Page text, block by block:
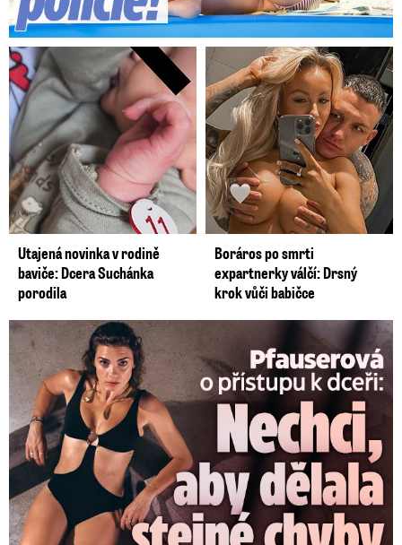
Utajená novinka v rodině
baviče: Dcera Suchánka
porodila
Boráros po smrti
expartnerky válčí: Drsný
krok vůči babičce
Pfauserová o dceři: Nechci, aby dělala stejné chyby jako já